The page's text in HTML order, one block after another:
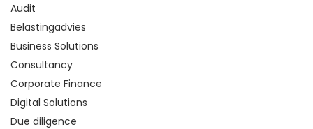
Audit
Belastingadvies
Business Solutions
Consultancy
Corporate Finance
Digital Solutions
Due diligence